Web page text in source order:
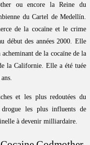
ou encore la Reine du
du Cartel de Medellín.
de la cocaïne et le crime
début des années 2000. Elle
acheminant de la cocaïne de la
la Californie. Elle a été tuée
et les plus redoutées du
les plus influents de
à devenir milliardaire.